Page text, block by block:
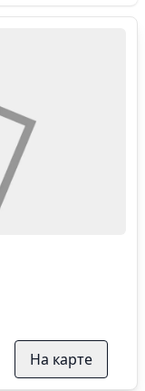
На карте